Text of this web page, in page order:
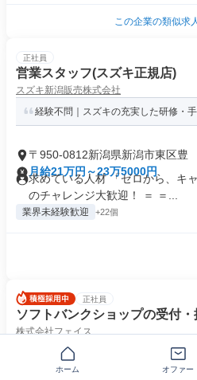
この企業の類似求
正社員
営業スタッフ(スズキ正規店)
スズキ新潟販売株式会社
経験不問｜スズキの充実した研修・
〒950-0812新潟県新潟市東区豊
月給21万円～23万5000円
求めている人材 「ゼロから、キ
のチャレンジ大歓迎！ ＝ ＝...
業界未経験歓迎 +22個
正社員
ソフトバンクショップの受付
株式会社フェイス
未経験歓迎★資格手当で最大月8万円
ホーム オファー